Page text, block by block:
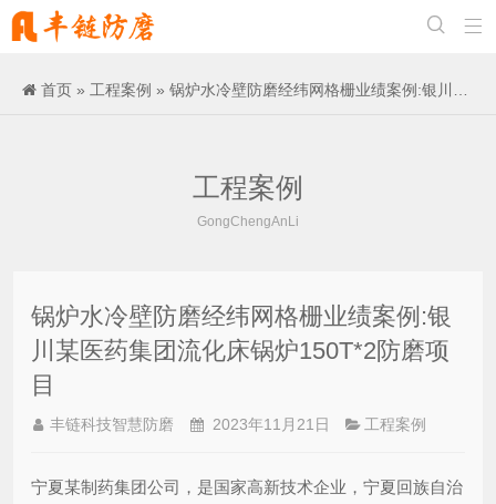


首页 » 工程案例 » 锅炉水冷壁防磨经纬网格栅业绩案例:银川某医药集团流化床锅炉150T*2防磨项目
工程案例
GongChengAnLi
锅炉水冷壁防磨经纬网格栅业绩案例:银
川某医药集团流化床锅炉150T*2防磨项
目
丰链科技智慧防磨 2023年11月21日 工程案例
宁夏某制药集团公司，是国家高新技术企业，宁夏回族自治